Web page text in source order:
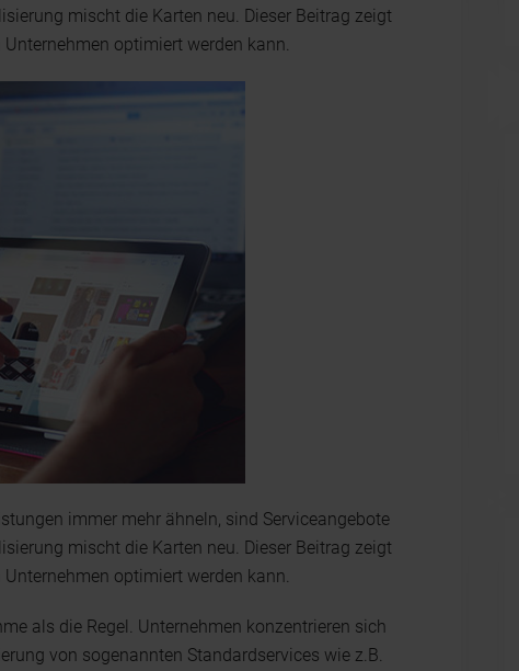
mischt die Karten neu. Dieser Beitrag zeigt
optimiert werden kann.
immer mehr ähneln, sind Serviceangebote
mischt die Karten neu. Dieser Beitrag zeigt
optimiert werden kann.
als die Regel. Unternehmen konzentrieren sich
von sogenannten Standardservices wie z.B.